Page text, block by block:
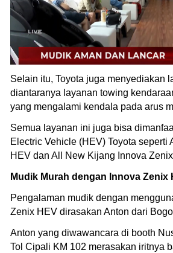
Selain itu, Toyota juga menyediakan
diantaranya layanan towing
yang mengalami kendala pada arus
Semua layanan ini juga bisa
Electric Vehicle (HEV) Toyota seperti
HEV dan All New Kijang Innova
Mudik Murah dengan Innova Zenix
Pengalaman mudik dengan
Zenix HEV dirasakan Anton dari
Anton yang diwawancara di booth
Tol Cipali KM 102 merasakan iritnya